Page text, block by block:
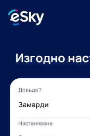
Изгодно